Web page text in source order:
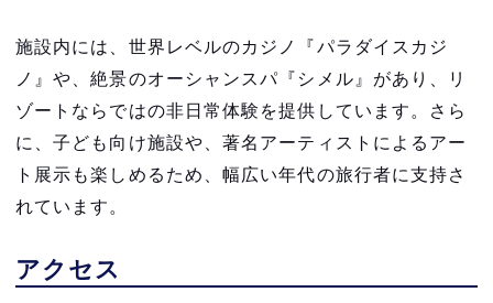
施設内には、世界レベルのカジノ『パラダイスカジ
ノ』や、絶景のオーシャンスパ『シメル』があり、リ
ゾートならではの非日常体験を提供しています。さら
に、子ども向け施設や、著名アーティストによるアー
ト展示も楽しめるため、幅広い年代の旅行者に支持さ
れています。
アクセス